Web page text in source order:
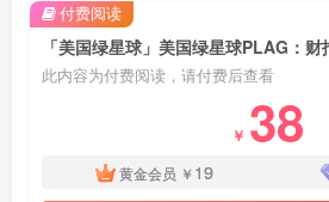
此内容为付费阅读，请付费后查看
￥ 38
黄金会员 ￥ 19
付费阅读